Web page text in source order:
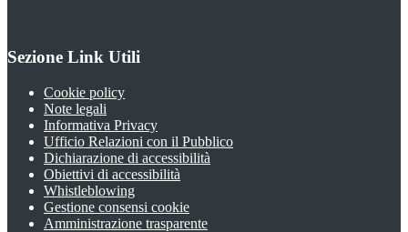
Sezione Link Utili
Cookie policy
Note legali
Informativa Privacy
Ufficio Relazioni con il Pubblico
Dichiarazione di accessibilità
Obiettivi di accessibilità
Whistleblowing
Gestione consensi cookie
Amministrazione trasparente